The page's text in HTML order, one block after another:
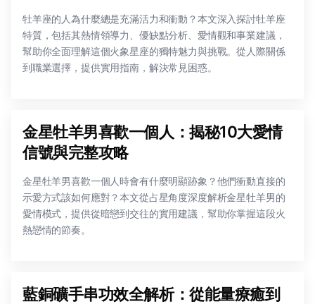
牡羊座的人為什麼總是充滿活力和衝動？本文深入探討牡羊座
特質，包括其熱情領導力、優缺點分析、愛情觀和事業建議，
幫助你全面理解這個火象星座的獨特魅力與挑戰。從人際關係
到職業選擇，提供實用指南，解決常見困惑。
金星牡羊男喜歡一個人：揭秘10大愛情
信號與完整攻略
金星牡羊男喜歡一個人時會有什麼明顯跡象？他們衝動直接的
示愛方式該如何應對？本文從占星角度深度解析金星牡羊男的
愛情模式，提供從暗戀到交往的實用建議，幫助你掌握這段火
熱戀情的節奏。
藍銅礦手串功效全解析：從能量療癒到